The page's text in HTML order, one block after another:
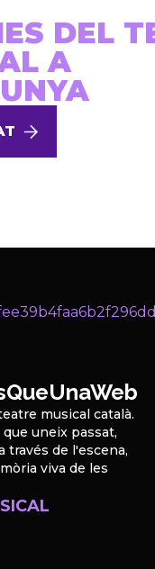
DEL
A
musical català.
uneix passat,
través de l'escena,
viva de les